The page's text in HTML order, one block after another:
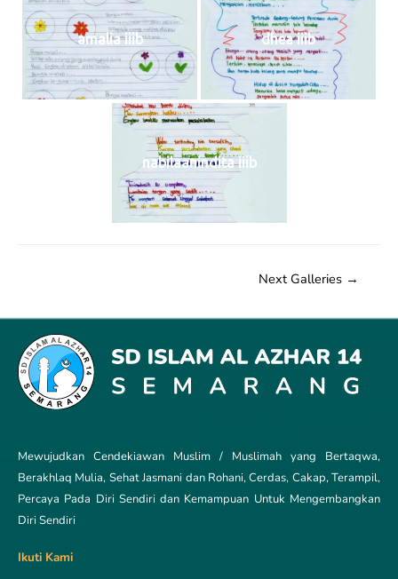
amalia iiib dhea iiib
nabilaanindita iiib
Next Galleries →
Mewujudkan Cendekiawan Muslim / Muslimah yang Bertaqwa,
Berakhlaq Mulia, Sehat Jasmani dan Rohani, Cerdas, Cakap, Terampil,
Percaya Pada Diri Sendiri dan Kemampuan Untuk Mengembangkan
Diri Sendiri
Ikuti Kami